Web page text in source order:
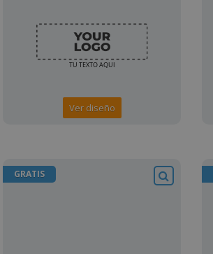
Ver diseño
GRATIS